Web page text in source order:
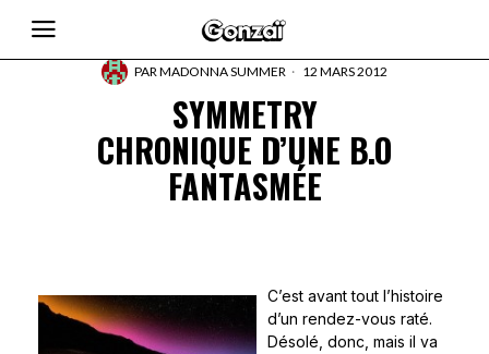
PARMADONNA SUMMER 12 MARS 2012
SYMMETRY
CHRONIQUE D’UNE B.O
FANTASMÉE
C’est avant tout l’histoire
d’un rendez-vous raté.
Désolé, donc, mais il va